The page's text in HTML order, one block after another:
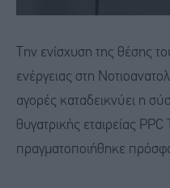
Την ενίσχυση της θέσης
ενέργειας στη
αγορές καταδεικνύει η
θυγατρικής εταιρείας
πραγματοποιήθηκε